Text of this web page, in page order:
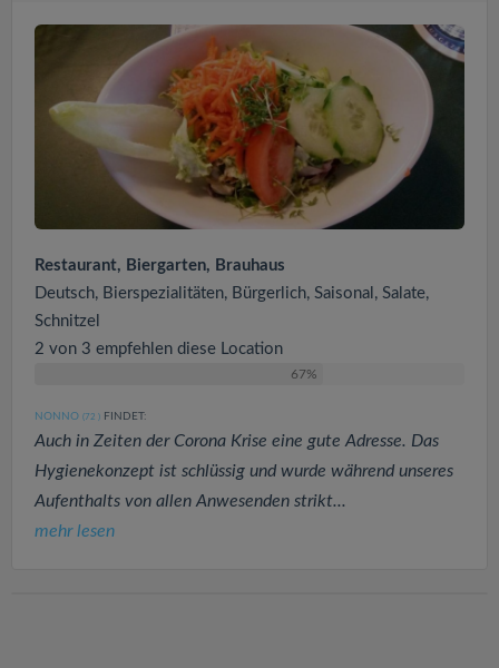
Restaurant, Biergarten, Brauhaus
Deutsch, Bierspezialitäten, Bürgerlich, Saisonal, Salate,
Schnitzel
2 von 3 empfehlen diese Location
67%
NONNO (72 ) FINDET:
Auch in Zeiten der Corona Krise eine gute Adresse. Das
Hygienekonzept ist schlüssig und wurde während unseres
Aufenthalts von allen Anwesenden strikt...
mehr lesen